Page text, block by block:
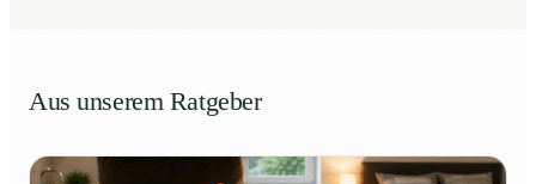
Aus unserem Ratgeber